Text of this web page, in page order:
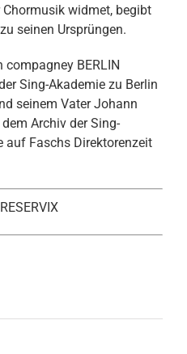
widmet, begibt
seinen Ursprüngen.
BERLIN
Sing-Akademie zu Berlin
seinem Vater Johann
Archiv der Sing-
auf Faschs Direktorenzeit